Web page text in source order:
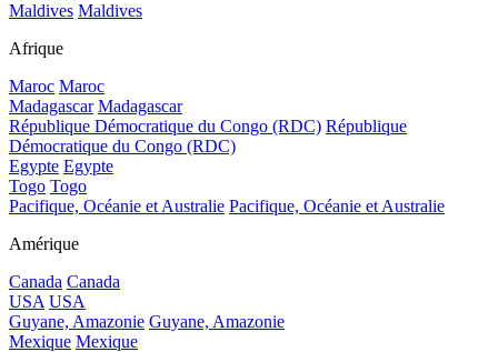
Maldives Maldives
Afrique
Maroc Maroc
Madagascar Madagascar
République Démocratique du Congo (RDC) République
Démocratique du Congo (RDC)
Egypte Egypte
Togo Togo
Pacifique, Océanie et Australie Pacifique, Océanie et Australie
Amérique
Canada Canada
USA USA
Guyane, Amazonie Guyane, Amazonie
Mexique Mexique